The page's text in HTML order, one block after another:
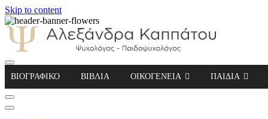
Skip to content
Αλεξάνδρα Καππάτου Ψυχολόγος –
ΒΙΟΓΡΑΦΙΚΟ ΒΙΒΛΙΑ ΟΙΚΟΓΕΝΕΙΑ ΠΑΙΔΙΑ